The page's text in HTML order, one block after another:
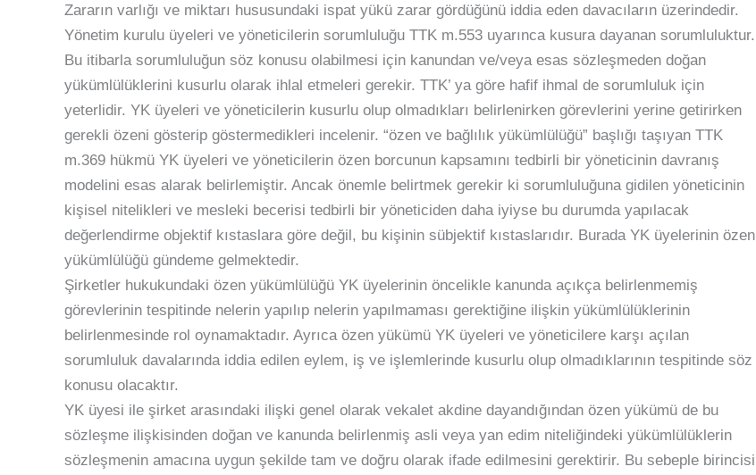
Zararın varlığı ve miktarı hususundaki ispat yükü zarar gördüğünü iddia eden davacıların üzerindedir.
Yönetim kurulu üyeleri ve yöneticilerin sorumluluğu TTK m.553 uyarınca kusura dayanan sorumluluktur.
Bu itibarla sorumluluğun söz konusu olabilmesi için kanundan ve/veya esas sözleşmeden doğan
yükümlülüklerini kusurlu olarak ihlal etmeleri gerekir. TTK’ ya göre hafif ihmal de sorumluluk için
yeterlidir. YK üyeleri ve yöneticilerin kusurlu olup olmadıkları belirlenirken görevlerini yerine getirirken
gerekli özeni gösterip göstermedikleri incelenir. “özen ve bağlılık yükümlülüğü” başlığı taşıyan TTK
m.369 hükmü YK üyeleri ve yöneticilerin özen borcunun kapsamını tedbirli bir yöneticinin davranış
modelini esas alarak belirlemiştir. Ancak önemle belirtmek gerekir ki sorumluluğuna gidilen yöneticinin
kişisel nitelikleri ve mesleki becerisi tedbirli bir yöneticiden daha iyiyse bu durumda yapılacak
değerlendirme objektif kıstaslara göre değil, bu kişinin sübjektif kıstaslarıdır. Burada YK üyelerinin özen
yükümlülüğü gündeme gelmektedir.
Şirketler hukukundaki özen yükümlülüğü YK üyelerinin öncelikle kanunda açıkça belirlenmemiş
görevlerinin tespitinde nelerin yapılıp nelerin yapılmaması gerektiğine ilişkin yükümlülüklerinin
belirlenmesinde rol oynamaktadır. Ayrıca özen yükümü YK üyeleri ve yöneticilere karşı açılan
sorumluluk davalarında iddia edilen eylem, iş ve işlemlerinde kusurlu olup olmadıklarının tespitinde söz
konusu olacaktır.
YK üyesi ile şirket arasındaki ilişki genel olarak vekalet akdine dayandığından özen yükümü de bu
sözleşme ilişkisinden doğan ve kanunda belirlenmiş asli veya yan edim niteliğindeki yükümlülüklerin
sözleşmenin amacına uygun şekilde tam ve doğru olarak ifade edilmesini gerektirir. Bu sebeple birincisi